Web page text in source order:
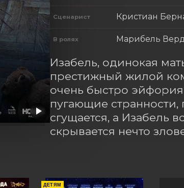
Сценарист Кристиан
В ролях Марибель
Изабель, одинокая
престижный жилой
очень быстро
пугающие
сгущается, а Изабель
скрывается нечто
ДЕТЯМ